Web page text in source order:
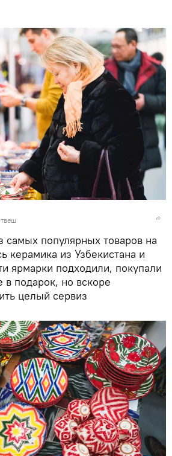
популярных товаров на
керамика из Узбекистана и
ярмарки подходили, покупали
подарок, но вскоре
целый сервиз